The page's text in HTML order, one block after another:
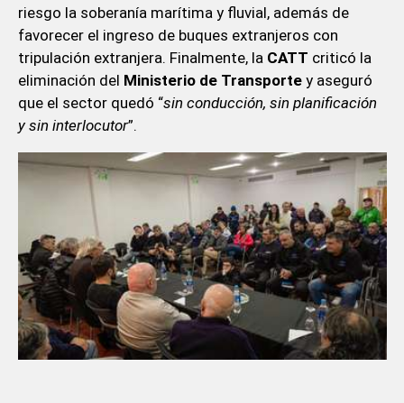
riesgo la soberanía marítima y fluvial, además de
favorecer el ingreso de buques extranjeros con
tripulación extranjera. Finalmente, la CATT criticó la
eliminación del Ministerio de Transportey aseguró
que el sector quedó “sin conducción, sin planificación
y sin interlocutor”.